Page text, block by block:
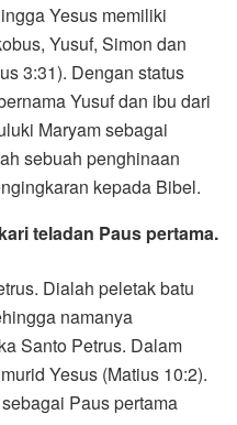
Yesus memiliki
Yusuf, Simon dan
3:31). Dengan status
Yusuf dan ibu dari
Maryam sebagai
sebuah penghinaan
kepada Bibel.
teladan Paus pertama.
Dialah peletak batu
namanya
Santo Petrus. Dalam
Yesus (Matius 10:2).
Paus pertama